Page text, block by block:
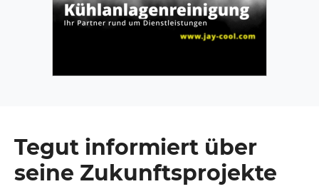
Tegut informiert über
seine Zukunftsprojekte